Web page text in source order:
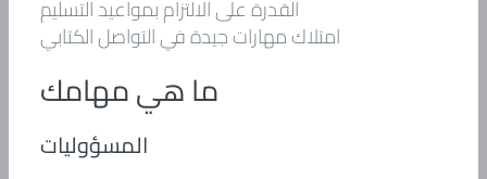
القدرة على الالتزام بمواعيد التسليم
امتلاك مهارات جيدة في التواصل الكتابي
ما هي مهامك
المسؤوليات